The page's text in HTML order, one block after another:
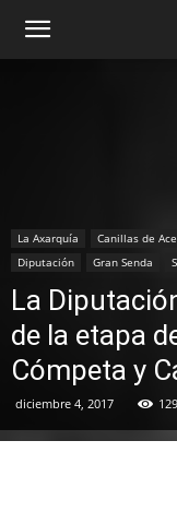
La Axarquía Canillas de
Diputación
Gran Senda
La
de la etapa
Cómpeta y
diciembre 4, 2017